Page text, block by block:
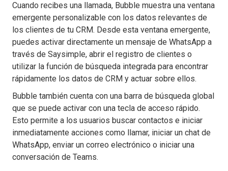
Cuando recibes una llamada, Bubble muestra una ventana
emergente personalizable con los datos relevantes de
los clientes de tu CRM. Desde esta ventana emergente,
puedes activar directamente un mensaje de WhatsApp a
través de Saysimple, abrir el registro de clientes o
utilizar la función de búsqueda integrada para encontrar
rápidamente los datos de CRM y actuar sobre ellos.
Bubble también cuenta con una barra de búsqueda global
que se puede activar con una tecla de acceso rápido.
Esto permite a los usuarios buscar contactos e iniciar
inmediatamente acciones como llamar, iniciar un chat de
WhatsApp, enviar un correo electrónico o iniciar una
conversación de Teams.